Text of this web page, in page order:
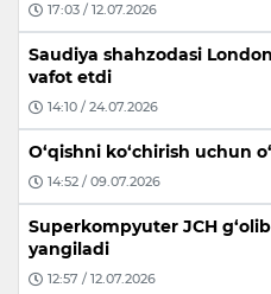
17:03 / 12.07.2026
Saudiya shahzodasi
vafot etdi
14:10 / 24.07.2026
O‘qishni ko‘chirish uchun
14:52 / 09.07.2026
Superkompyuter JCH
yangiladi
12:57 / 12.07.2026